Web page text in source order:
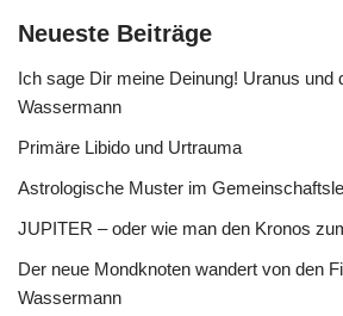
Neueste Beiträge
Ich sage Dir meine Deinung! Uranus und
Wassermann
Primäre Libido und Urtrauma
Astrologische Muster im
JUPITER – oder wie man den Kronos
Der neue Mondknoten wandert von den
Wassermann